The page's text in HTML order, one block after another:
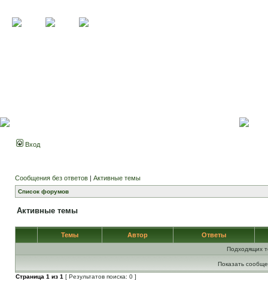
Вход
Сообщения без ответов | Активные темы
Список форумов
Активные темы
Темы Автор Ответы
Подходящих
Показать
Страница 1 из 1 [ Результатов поиска: 0 ]